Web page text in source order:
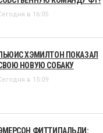
в 16:05
ХЭМИЛТОН ПОКАЗАЛ
НОВУЮ СОБАКУ
в 15:09
ФИТТИПАЛЬДИ: